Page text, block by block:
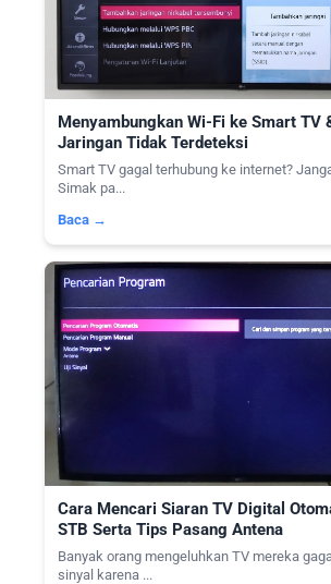
Menyambungkan Wi-Fi ke Smart TV
Jaringan Tidak Terdeteksi
Smart TV gagal terhubung ke internet?
Simak pa...
Baca →
Cara Mencari Siaran TV Digital
STB Serta Tips Pasang Antena
Banyak orang mengeluhkan TV mereka
sinyal karena ...